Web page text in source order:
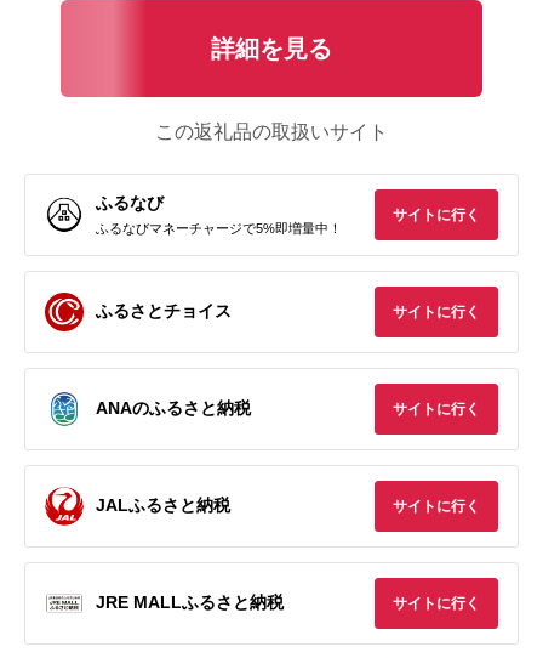
詳細を見る
この返礼品の取扱いサイト
ふるなび
ふるなびマネーチャージで5%即増量中！
サイトに行く
ふるさとチョイス サイトに行く
ANAのふるさと納税 サイトに行く
JALふるさと納税 サイトに行く
JRE MALLふるさと納税 サイトに行く